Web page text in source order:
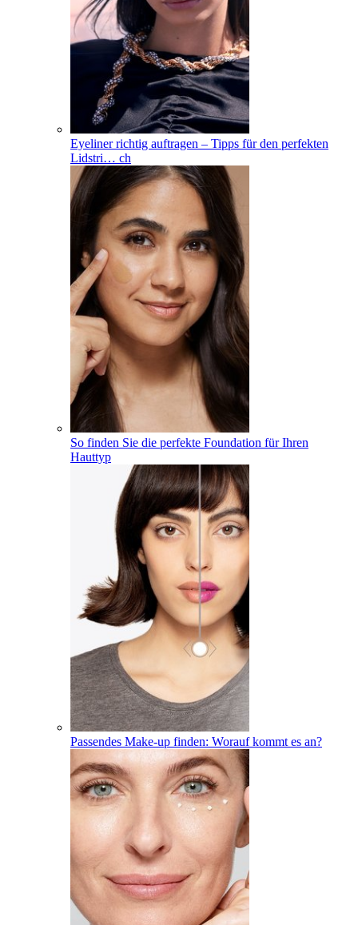
Eyeliner richtig auftragen – Tipps für den perfekten
Lidstri… ch
So finden Sie die perfekte Foundation für Ihren
Hauttyp
Passendes Make-up finden: Worauf kommt es an?